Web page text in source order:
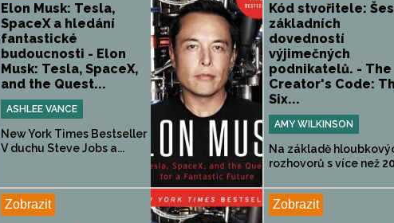
Elon Musk: Tesla,
SpaceX a hledání
fantastické
budoucnosti - Elon
Musk: Tesla, SpaceX,
and the Quest...
ASHLEE VANCE
New York Times Bestseller
V duchu Steve Jobs a...
Kód stvořitele:
základních
dovedností
výjimečných
podnikatelů. - The
Creator's Code:
Six...
AMY WILKINSON
Na základě
rozhovorů s více než
Zobrazit Zobrazit